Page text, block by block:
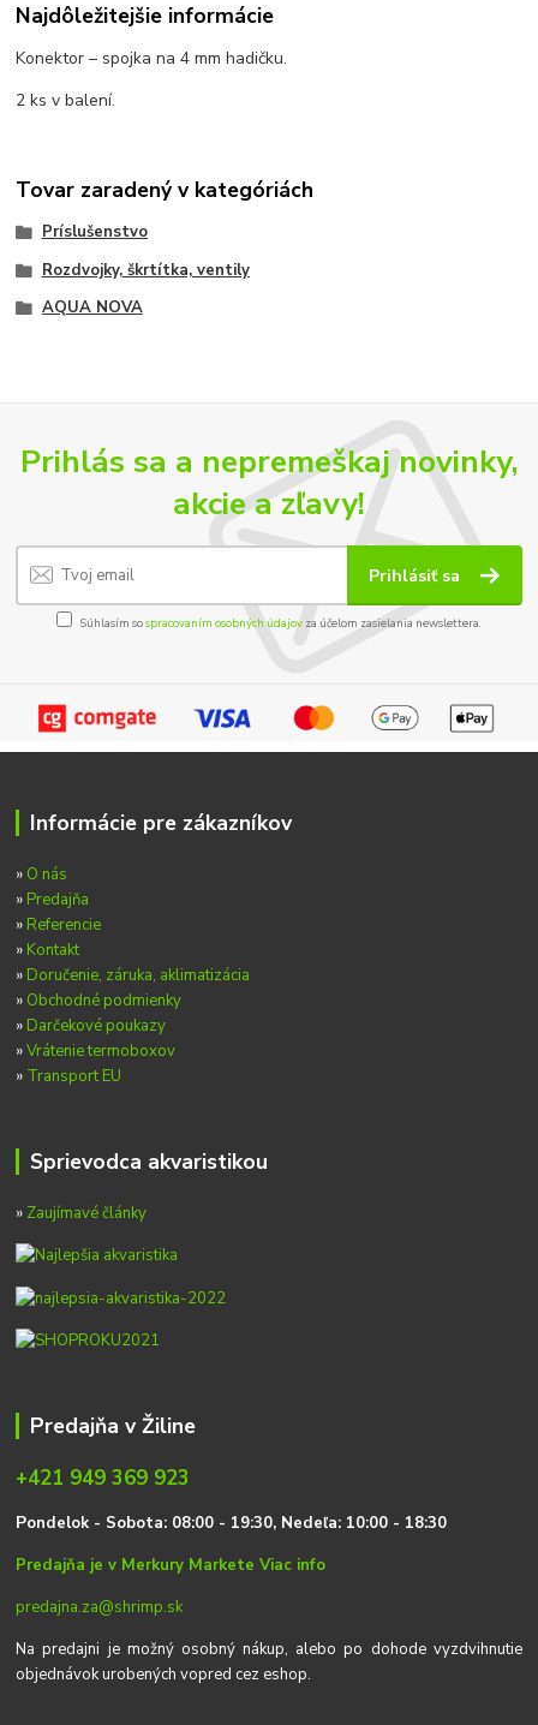
Najdôležitejšie informácie
Konektor – spojka na 4 mm hadičku.
2 ks v balení.
Tovar zaradený v kategóriách
Príslušenstvo
Rozdvojky, škrtítka, ventily
AQUA NOVA
Prihlás sa a nepremeškaj novinky,
akcie a zľavy!
Prihlásiť sa
Súhlasím sospracovaním osobných údajov za účelom zasielania newslettera.
Informácie pre zákazníkov
» O nás
» Predajňa
» Referencie
» Kontakt
» Doručenie, záruka, aklimatizácia
» Obchodné podmienky
» Darčekové poukazy
»Vrátenie termoboxov
» Transport EU
Sprievodca akvaristikou
» Zaujímavé články
Predajňa v Žiline
+421 949 369 923
Pondelok - Sobota: 08:00 - 19:30, Nedeľa: 10:00 - 18:30
Predajňa je v Merkury MarketeViac info
predajna.za@shrimp.sk
Na predajni je možný osobný nákup, alebo po dohode vyzdvihnutie
objednávok urobených vopred cez eshop.